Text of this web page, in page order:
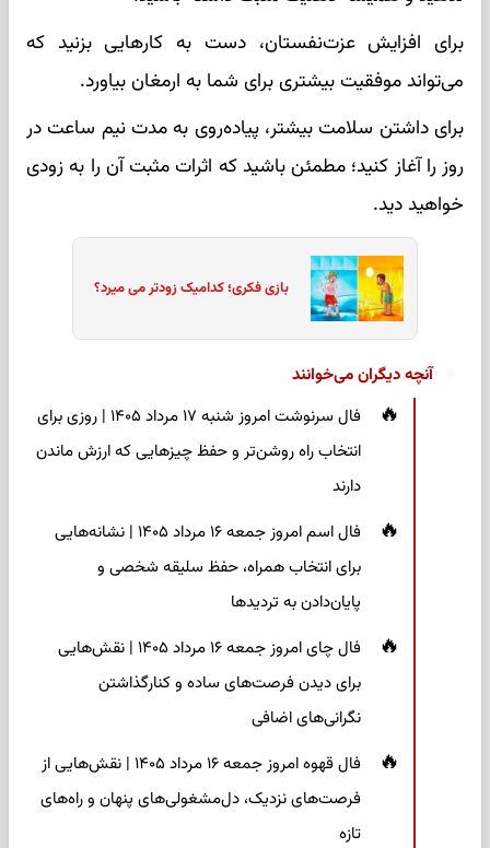
برای افزایش عزت‌نفستان، دست به کارهایی بزنید که
می‌تواند موفقیت بیشتری برای شما به ارمغان بیاورد.
برای داشتن سلامت بیشتر، پیاده‌روی به مدت نیم ساعت در
روز را آغاز کنید؛ مطمئن باشید که اثرات مثبت آن را به زودی
خواهید دید.
بازی فکری؛ کدامیک زودتر می میرد؟
آنچه دیگران می‌خوانند
فال سرنوشت امروز شنبه ۱۷ مرداد ۱۴۰۵ | روزی برای
انتخاب راه روشن‌تر و حفظ چیزهایی که ارزش ماندن
دارند
فال اسم امروز جمعه ۱۶ مرداد ۱۴۰۵ | نشانه‌هایی
برای انتخاب همراه، حفظ سلیقه شخصی و
پایان‌دادن به تردیدها
فال چای امروز جمعه ۱۶ مرداد ۱۴۰۵ | نقش‌هایی
برای دیدن فرصت‌های ساده و کنارگذاشتن
نگرانی‌های اضافی
فال قهوه امروز جمعه ۱۶ مرداد ۱۴۰۵ | نقش‌هایی از
فرصت‌های نزدیک، دل‌مشغولی‌های پنهان و راه‌های
تازه